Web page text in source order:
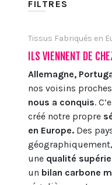
FILTRES
Tissus Fabriqués en
ILS VIENNENT DE
Allemagne,
nos voisins
nous a conquis.
créé notre propre
en Europe. Des
une qualité
un bilan carbone